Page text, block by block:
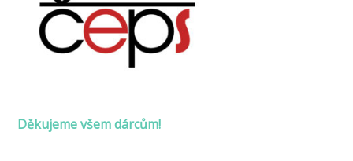
Děkujeme všem dárcům!